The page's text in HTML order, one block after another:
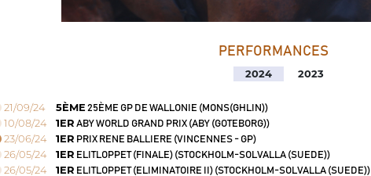
PERFORMANCES
2024 2023
21/09/24 5ÈME 25ÈME GP DE WALLONIE (MONS(GHLIN))
10/08/24 1ER ABY WORLD GRAND PRIX (ABY (GOTEBORG))
23/06/24 1ER PRIX RENE BALLIERE (VINCENNES - GP)
26/05/24 1ER ELITLOPPET (FINALE) (STOCKHOLM-SOLVALLA (SUEDE))
26/05/24 1ER ELITLOPPET (ELIMINATOIRE II) (STOCKHOLM-SOLVALLA (SUEDE))